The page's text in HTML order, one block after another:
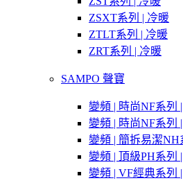
ZSXT系列 | 冷暖
ZTLT系列 | 冷暖
ZRT系列 | 冷暖
SAMPO 聲寶
變頻 | 時尚NF系列
變頻 | 時尚NF系列
變頻 | 簡拆易潔NH
變頻 | 頂級PH系列
變頻 | VF經典系列